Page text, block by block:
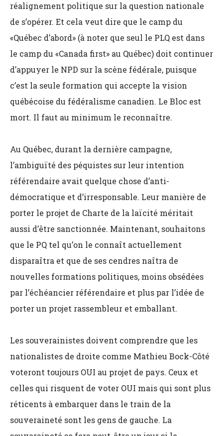
réalignement politique sur la question nationale
de s’opérer. Et cela veut dire que le camp du
«Québec d’abord» (à noter que seul le PLQ est dans
le camp du «Canada first» au Québec) doit continuer
d’appuyer le NPD sur la scène fédérale, puisque
c’est la seule formation qui accepte la vision
québécoise du fédéralisme canadien. Le Bloc est
mort. Il faut au minimum le reconnaître.
Au Québec, durant la dernière campagne,
l’ambiguïté des péquistes sur leur intention
référendaire avait quelque chose d’anti-
démocratique et d’irresponsable. Leur manière de
porter le projet de Charte de la laïcité méritait
aussi d’être sanctionnée. Maintenant, souhaitons
que le PQ tel qu’on le connaît actuellement
disparaîtra et que de ses cendres naîtra de
nouvelles formations politiques, moins obsédées
par l’échéancier référendaire et plus par l’idée de
porter un projet rassembleur et emballant.
Les souverainistes doivent comprendre que les
nationalistes de droite comme Mathieu Bock-Côté
voteront toujours OUI au projet de pays. Ceux et
celles qui risquent de voter OUI mais qui sont plus
réticents à embarquer dans le train de la
souveraineté sont les gens de gauche. La